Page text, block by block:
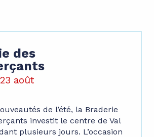
des
août
de l’été, la Braderie
investit le centre de Val
plusieurs jours. L’occasion